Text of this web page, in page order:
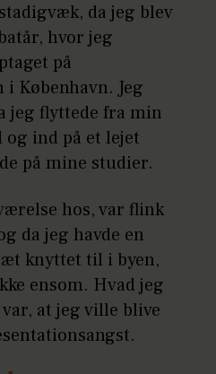
da jeg blev
hvor jeg
på
i København. Jeg
jeg flyttede fra min
ind på et lejet
på mine studier.
hos, var flink
da jeg havde en
knyttet til i byen,
ensom. Hvad jeg
at jeg ville blive